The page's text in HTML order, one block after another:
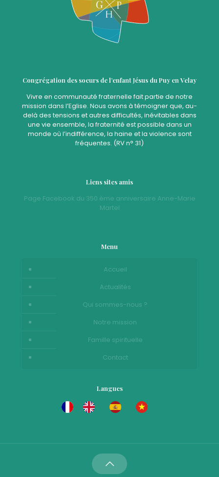
Congrégation des soeurs de l’enfant Jésus du Puy en Velay
Vivre en communauté fraternelle fait partie de notre
mission dans l’Eglise. Nous avons à témoigner que, au-
delà des tensions et autres difficultés, inévitables dans
une vie ensemble, la fraternité est possible dans un
monde où l’indifférence, la haine et la violence sont
fréquentes. (RV n° 31)
Liens sites amis
Page Facebook du 350 ème anniversaire Anne-Marie
Martel
Menu
Accueil
Actualités
Qui sommes-nous ?
Notre mission
Famille spirituelle
Contact
Langues